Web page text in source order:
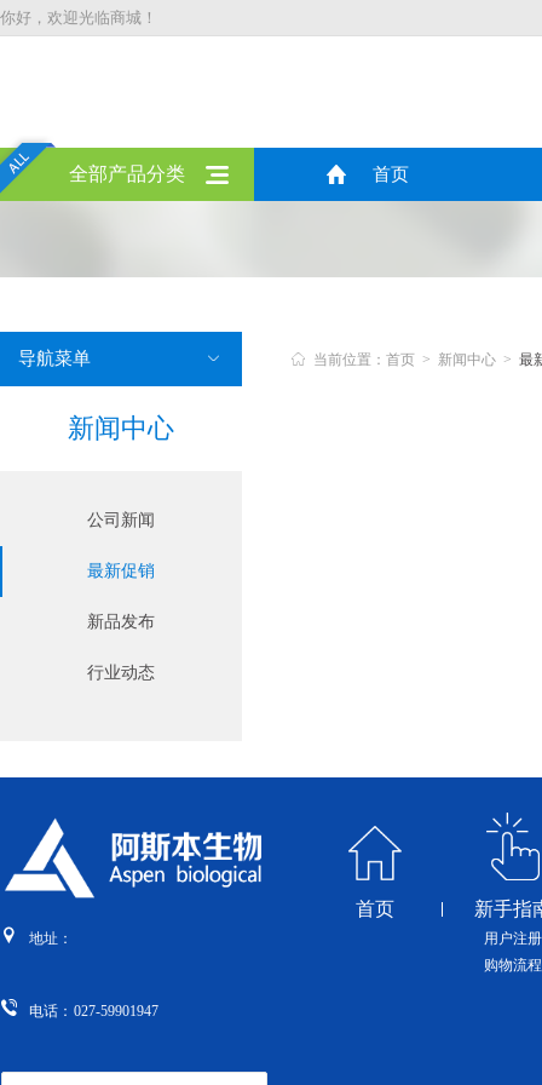
你好，欢迎光临商城！
全部产品分类 首页

导航菜单
新闻中心
公司新闻
最新促销
新品发布
行业动态
 当前位置：首页 > 新闻中心 > 最
地址：
电话： 027-59901947
首页 新手指
用户注册
购物流程